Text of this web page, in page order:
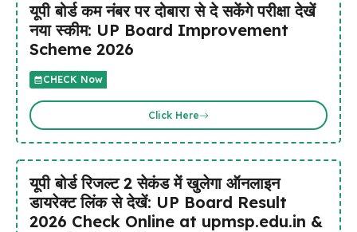
यूपी बोर्ड कम नंबर पर दोबारा से दे सकेंगे परीक्षा देखें
नया स्कीम: UP Board Improvement
Scheme 2026
CHECK Now
Click Here
यूपी बोर्ड रिजल्ट 2 सेकंड में खुलेगा ऑनलाइन
डायरेक्ट लिंक से देखें: UP Board Result
2026 Check Online at upmsp.edu.in &